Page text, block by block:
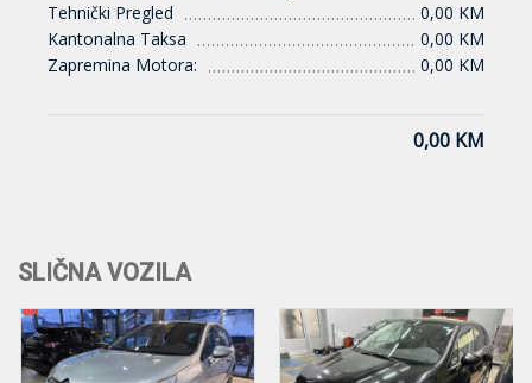
Tehnički Pregled
0,00 KM
Kantonalna Taksa
0,00 KM
Zapremina Motora:
0,00 KM
0,00 KM
SLIČNA VOZILA